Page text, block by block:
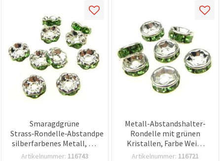
Smaragdgrüne
Strass‑Rondelle‑Abstandperlen,
silberfarbenes Metall, 6 x
3 mm, Loch 1,5 mm,
Artikelnummer: 116743
Metall-Abstandshalter-
Rondelle mit grünen
Kristallen, Farbe Weiß,
6x3 mm, Loch: 1 mm,
Artikelnummer: 116721